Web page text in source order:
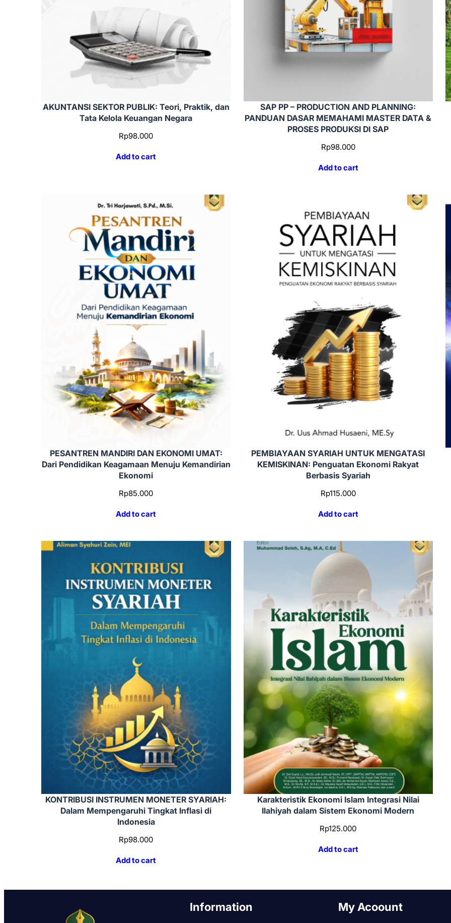
AKUNTANSI SEKTOR PUBLIK: Teori, Praktik, dan
Tata Kelola Keuangan Negara
Rp98.000
Add to cart
SAP PP – PRODUCTION AND PLANNING:
PANDUAN DASAR MEMAHAMI MASTER DATA &
PROSES PRODUKSI DI SAP
Rp98.000
Add to cart
PESANTREN MANDIRI DAN EKONOMI UMAT:
Dari Pendidikan Keagamaan Menuju Kemandirian
Ekonomi
Rp85.000
Add to cart
PEMBIAYAAN SYARIAH UNTUK MENGATASI
KEMISKINAN: Penguatan Ekonomi Rakyat
Berbasis Syariah
Rp115.000
Add to cart
KONTRIBUSI INSTRUMEN MONETER SYARIAH:
Dalam Mempengaruhi Tingkat Inflasi di
Indonesia
Rp98.000
Add to cart
Karakteristik Ekonomi Islam Integrasi Nilai
Ilahiyah dalam Sistem Ekonomi Modern
Rp125.000
Add to cart
Information My Acoount